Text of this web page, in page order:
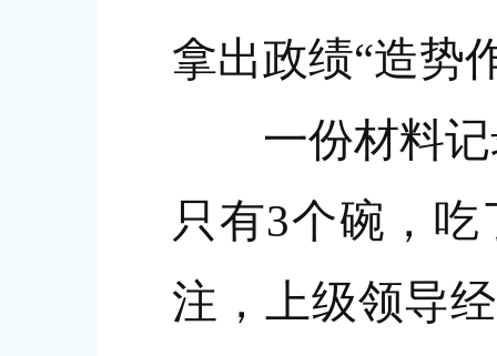
拿出政绩“造势
一份材料记
只有3个碗，
注，上级领导